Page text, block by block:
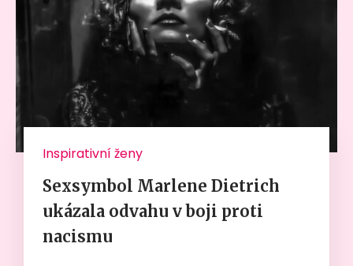
Inspirativní ženy
Sexsymbol Marlene Dietrich
ukázala odvahu v boji proti
nacismu